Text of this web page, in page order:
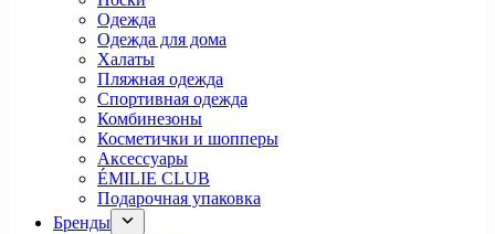
Одежда
Одежда для дома
Халаты
Пляжная одежда
Спортивная одежда
Комбинезоны
Косметички и шопперы
Аксессуары
ÉMILIE CLUB
Подарочная упаковка
Бренды